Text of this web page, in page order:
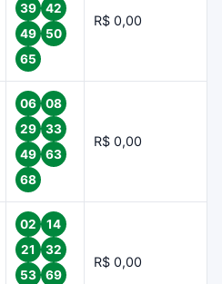
39
42
49
50
65
R$ 0,00
06
08
29
33
49
63
68
R$ 0,00
02
14
21
32
53
69
R$ 0,00